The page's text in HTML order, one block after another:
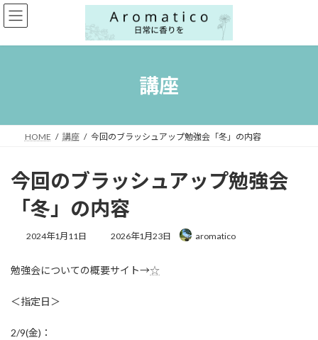
コ
ン
ン
ナ
ビ
ー
講座
HOME 講座 今回のブラッシュアップ勉強会「冬」の内容
今回のブラッシュアップ勉強会
「冬」の内容
2024年1月11日
最
新
2026年1月23日 aromatico
勉強会についての概要サイト→☆
＜指定日＞
2/9(金)：